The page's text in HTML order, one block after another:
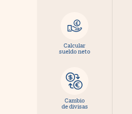
Calcular
sueldo neto
Cambio
de divisas